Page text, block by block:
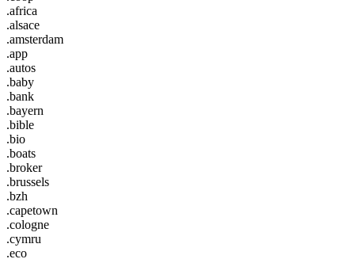
.africa
.alsace
.amsterdam
.app
.autos
.baby
.bank
.bayern
.bible
.bio
.boats
.broker
.brussels
.bzh
.capetown
.cologne
.cymru
.eco